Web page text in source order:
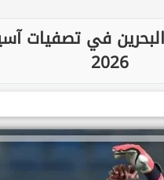
في تصفيات
2026